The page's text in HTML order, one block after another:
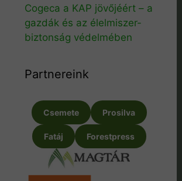
Cogeca a KAP jövőjéért – a
gazdák és az élelmiszer-
biztonság védelmében
Partnereink
Csemete Prosilva
Fatáj Forestpress